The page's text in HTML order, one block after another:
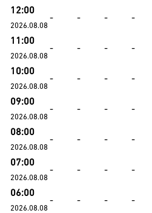
12:00
2026.08.08
- - - -
11:00
2026.08.08
- - - -
10:00
2026.08.08
- - - -
09:00
2026.08.08
- - - -
08:00
2026.08.08
- - - -
07:00
2026.08.08
- - - -
06:00
2026.08.08
- - - -